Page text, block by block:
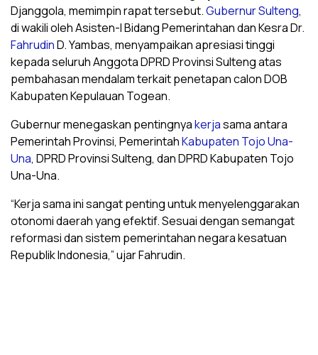
Djanggola, memimpin rapat tersebut.Gubernur Sulteng,
di wakili oleh Asisten-I Bidang Pemerintahan dan Kesra Dr.
FahrudinD. Yambas, menyampaikan apresiasi tinggi
kepada seluruh Anggota DPRD Provinsi Sulteng atas
pembahasan mendalam terkait penetapan calon DOB
Kabupaten Kepulauan Togean.
Gubernur menegaskan pentingnyakerjasama antara
Pemerintah Provinsi, PemerintahKabupaten Tojo Una-
Una, DPRD Provinsi Sulteng, dan DPRD Kabupaten Tojo
Una-Una.
“Kerja sama ini sangat penting untuk menyelenggarakan
otonomi daerah yang efektif. Sesuai dengan semangat
reformasi dan sistem pemerintahan negara kesatuan
Republik Indonesia,” ujar Fahrudin.